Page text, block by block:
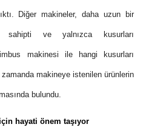
Diğer makineler, daha uzun bir
sahipti ve yalnızca kusurları
makinesi ile hangi kusurları
makineye istenilen ürünlerin
bulundu.
hayati önem taşıyor